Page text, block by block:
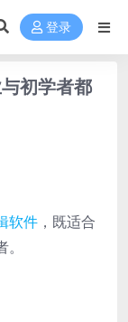
登录
初学者都
软件 ，既适合